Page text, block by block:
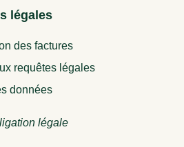
légales
des factures
requêtes légales
données
légale